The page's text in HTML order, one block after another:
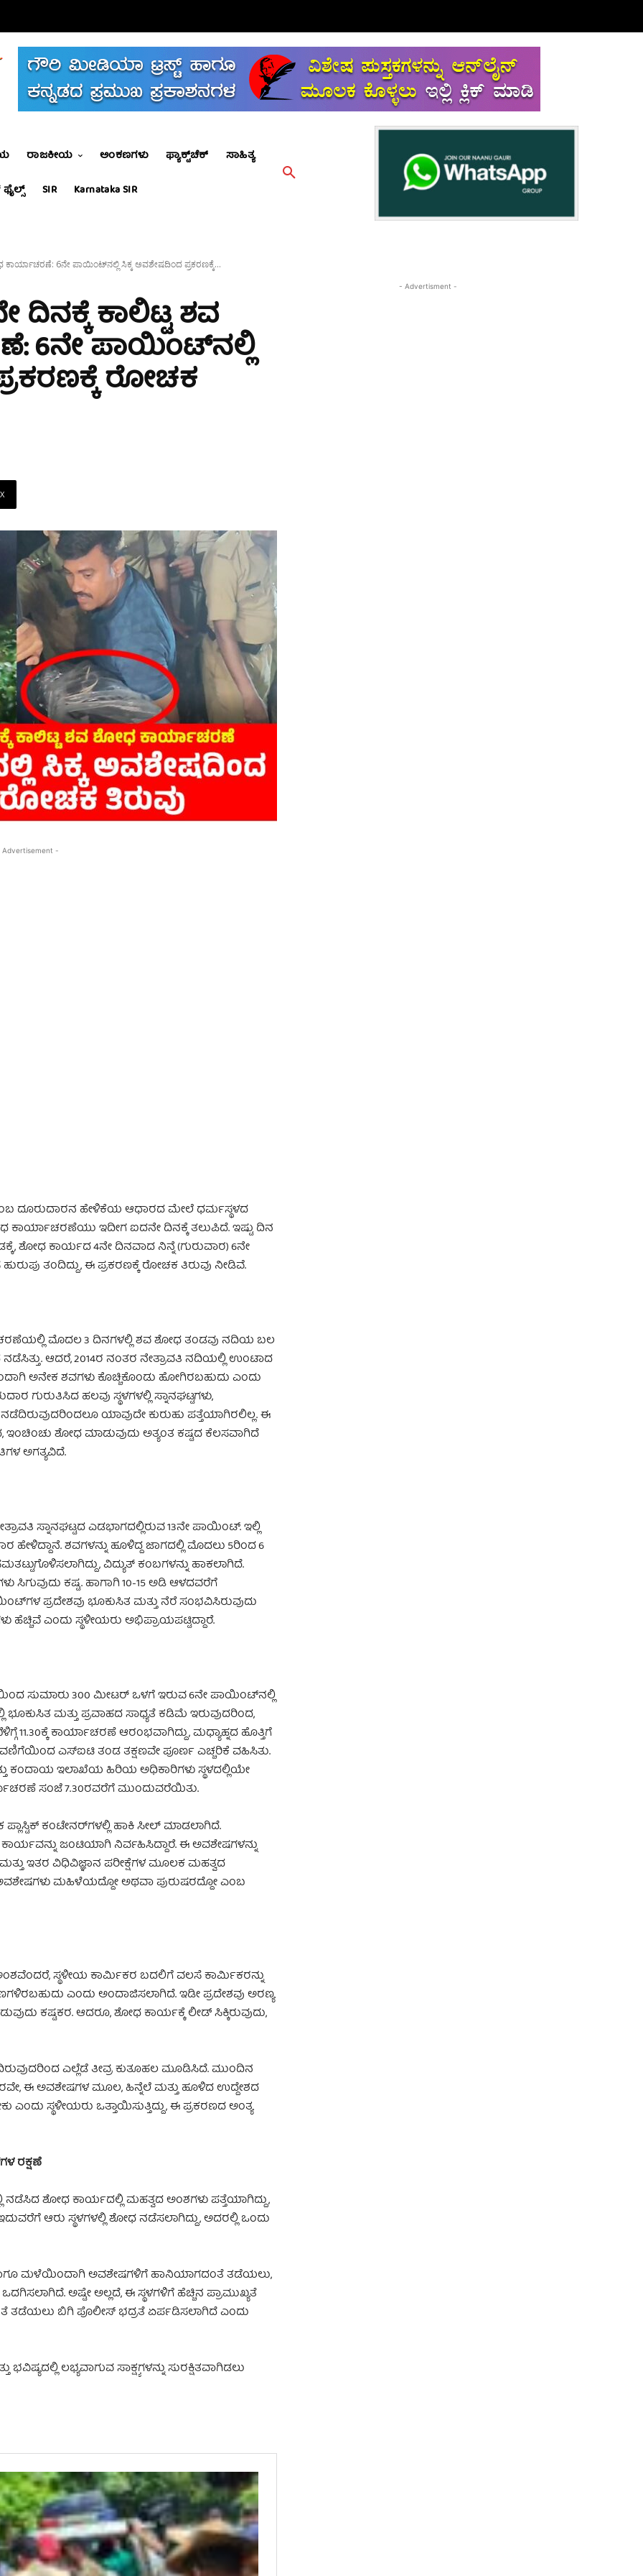
ರಾಜಕೀಯ ಅಂಕಣಗಳು ಫ್ಯಾಕ್ಟ್‌ಚೆಕ್
ಸಾಹಿತ್ಯ
SIR Karnataka SIR
ಕಾರ್ಯಾಚರಣೆ: 6ನೇ ಪಾಯಿಂಟ್‌ನಲ್ಲಿ ಸಿಕ್ಕ ಅವಶೇಷದಿಂದ ಪ್ರಕರಣಕ್ಕೆ...
ದಿನಕ್ಕೆ ಕಾಲಿಟ್ಟ ಶವ
6ನೇ ಪಾಯಿಂಟ್‌ನಲ್ಲಿ
ರೋಚಕ
X
-
ಎಂಬ ದೂರುದಾರನ ಹೇಳಿಕೆಯ ಆಧಾರದ ಮೇಲೆ ಧರ್ಮಸ್ಥಳದ
ಕಾರ್ಯಾಚರಣೆಯು ಇದೀಗ ಐದನೇ ದಿನಕ್ಕೆ ತಲುಪಿದೆ. ಇಷ್ಟು ದಿನ
ಶೋಧ ಕಾರ್ಯದ 4ನೇ ದಿನವಾದ ನಿನ್ನೆ (ಗುರುವಾರ) 6ನೇ
ತಂದಿದ್ದು, ಈ ಪ್ರಕರಣಕ್ಕೆ ರೋಚಕ ತಿರುವು ನೀಡಿವೆ.
ಮೊದಲ 3 ದಿನಗಳಲ್ಲಿ ಶವ ಶೋಧ ತಂಡವು ನದಿಯ ಬಲ
ಆದರೆ, 2014ರ ನಂತರ ನೇತ್ರಾವತಿ ನದಿಯಲ್ಲಿ ಉಂಟಾದ
ಅನೇಕ ಶವಗಳು ಕೊಚ್ಚಿಕೊಂಡು ಹೋಗಿರಬಹುದು ಎಂದು
ಗುರುತಿಸಿದ ಹಲವು ಸ್ಥಳಗಳಲ್ಲಿ ಸ್ನಾನಘಟ್ಟಗಳು,
ಯಾವುದೇ ಕುರುಹು ಪತ್ತೆಯಾಗಿರಲಿಲ್ಲ. ಈ
ಇಂಚಿಂಚು ಶೋಧ ಮಾಡುವುದು ಅತ್ಯಂತ ಕಷ್ಟದ ಕೆಲಸವಾಗಿದೆ
ಅಗತ್ಯವಿದೆ.
ಸ್ನಾನಘಟ್ಟದ ಎಡಭಾಗದಲ್ಲಿರುವ 13ನೇ ಪಾಯಿಂಟ್. ಇಲ್ಲಿ
ಹೇಳಿದ್ದಾನೆ. ಶವಗಳನ್ನು ಹೂಳಿದ್ದ ಜಾಗದಲ್ಲಿ ಮೊದಲು 5ರಿಂದ 6
ವಿದ್ಯುತ್ ಕಂಬಗಳನ್ನು ಹಾಕಲಾಗಿದೆ.
ಸಿಗುವುದು ಕಷ್ಟ. ಹಾಗಾಗಿ 10-15 ಅಡಿ ಆಳದವರೆಗೆ
ಪ್ರದೇಶವು ಭೂಕುಸಿತ ಮತ್ತು ನೆರೆ ಸಂಭವಿಸಿರುವುದು
ಹೆಚ್ಚಿವೆ ಎಂದು ಸ್ಥಳೀಯರು ಅಭಿಪ್ರಾಯಪಟ್ಟಿದ್ದಾರೆ.
ಸುಮಾರು 300 ಮೀಟರ್ ಒಳಗೆ ಇರುವ 6ನೇ ಪಾಯಿಂಟ್‌ನಲ್ಲಿ
ಭೂಕುಸಿತ ಮತ್ತು ಪ್ರವಾಹದ ಸಾಧ್ಯತೆ ಕಡಿಮೆ ಇರುವುದರಿಂದ,
11.30ಕ್ಕೆ ಕಾರ್ಯಾಚರಣೆ ಆರಂಭವಾಗಿದ್ದು, ಮಧ್ಯಾಹ್ನದ ಹೊತ್ತಿಗೆ
ಎಸ್‌ಐಟಿ ತಂಡ ತಕ್ಷಣವೇ ಪೂರ್ಣ ಎಚ್ಚರಿಕೆ ವಹಿಸಿತು.
ಕಂದಾಯ ಇಲಾಖೆಯ ಹಿರಿಯ ಅಧಿಕಾರಿಗಳು ಸ್ಥಳದಲ್ಲಿಯೇ
ಸಂಜೆ 7.30ರವರೆಗೆ ಮುಂದುವರೆಯಿತು.
ಪ್ಲಾಸ್ಟಿಕ್ ಕಂಟೇನರ್‌ಗಳಲ್ಲಿ ಹಾಕಿ ಸೀಲ್ ಮಾಡಲಾಗಿದೆ.
ಜಂಟಿಯಾಗಿ ನಿರ್ವಹಿಸಿದ್ದಾರೆ. ಈ ಅವಶೇಷಗಳನ್ನು
ಇತರ ವಿಧಿವಿಜ್ಞಾನ ಪರೀಕ್ಷೆಗಳ ಮೂಲಕ ಮಹತ್ವದ
ಅವಶೇಷಗಳು ಮಹಿಳೆಯದ್ದೋ ಅಥವಾ ಪುರುಷರದ್ದೋ ಎಂಬ
ಸ್ಥಳೀಯ ಕಾರ್ಮಿಕರ ಬದಲಿಗೆ ವಲಸೆ ಕಾರ್ಮಿಕರನ್ನು
ಎಂದು ಅಂದಾಜಿಸಲಾಗಿದೆ. ಇಡೀ ಪ್ರದೇಶವು ಅರಣ್ಯ
ಕಷ್ಟಕರ. ಆದರೂ, ಶೋಧ ಕಾರ್ಯಕ್ಕೆ ಲೀಡ್ ಸಿಕ್ಕಿರುವುದು,
ಎಲ್ಲೆಡೆ ತೀವ್ರ ಕುತೂಹಲ ಮೂಡಿಸಿದೆ. ಮುಂದಿನ
ಈ ಅವಶೇಷಗಳ ಮೂಲ, ಹಿನ್ನೆಲೆ ಮತ್ತು ಹೂಳಿದ ಉದ್ದೇಶದ
ಎಂದು ಸ್ಥಳೀಯರು ಒತ್ತಾಯಿಸುತ್ತಿದ್ದು, ಈ ಪ್ರಕರಣದ ಅಂತ್ಯ
ರಕ್ಷಣೆ
ಶೋಧ ಕಾರ್ಯದಲ್ಲಿ ಮಹತ್ವದ ಅಂಶಗಳು ಪತ್ತೆಯಾಗಿದ್ದು,
ಆರು ಸ್ಥಳಗಳಲ್ಲಿ ಶೋಧ ನಡೆಸಲಾಗಿದ್ದು, ಅದರಲ್ಲಿ ಒಂದು
ಮಳೆಯಿಂದಾಗಿ ಅವಶೇಷಗಳಿಗೆ ಹಾನಿಯಾಗದಂತೆ ತಡೆಯಲು,
ಅಷ್ಟೇ ಅಲ್ಲದೆ, ಈ ಸ್ಥಳಗಳಿಗೆ ಹೆಚ್ಚಿನ ಪ್ರಾಮುಖ್ಯತೆ
ತಡೆಯಲು ಬಿಗಿ ಪೊಲೀಸ್ ಭದ್ರತೆ ಏರ್ಪಡಿಸಲಾಗಿದೆ ಎಂದು
ಲಭ್ಯವಾಗುವ ಸಾಕ್ಷ್ಯಗಳನ್ನು ಸುರಕ್ಷಿತವಾಗಿಡಲು
- Advertisment -